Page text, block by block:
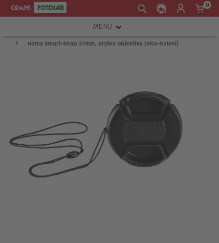
0
MENU
FOTOAPARÁTY
TISKÁRNY A SKENERY
FOTOBRAŠNY
PŘÍSLUŠENSTVÍ
Hama Smart-Snap 37mm, krytka objektivu (eko-balení)